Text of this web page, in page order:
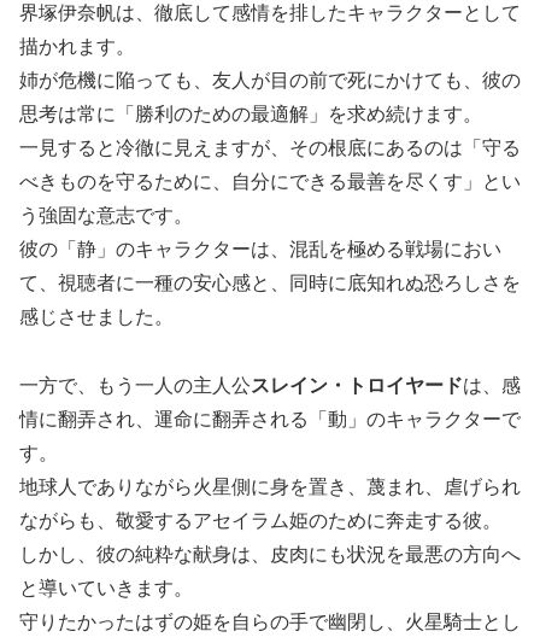
界塚伊奈帆は、徹底して感情を排したキャラクターとして
描かれます。
姉が危機に陥っても、友人が目の前で死にかけても、彼の
思考は常に「勝利のための最適解」を求め続けます。
一見すると冷徹に見えますが、その根底にあるのは「守る
べきものを守るために、自分にできる最善を尽くす」とい
う強固な意志です。
彼の「静」のキャラクターは、混乱を極める戦場におい
て、視聴者に一種の安心感と、同時に底知れぬ恐ろしさを
感じさせました。
一方で、もう一人の主人公スレイン・トロイヤードは、感
情に翻弄され、運命に翻弄される「動」のキャラクターで
す。
地球人でありながら火星側に身を置き、蔑まれ、虐げられ
ながらも、敬愛するアセイラム姫のために奔走する彼。
しかし、彼の純粋な献身は、皮肉にも状況を最悪の方向へ
と導いていきます。
守りたかったはずの姫を自らの手で幽閉し、火星騎士とし